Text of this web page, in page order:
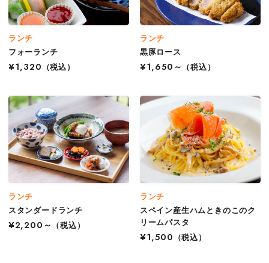
ランチ
フォーランチ
¥1,320
（税込）
ランチ
黒豚ロース
¥1,650～
（税込）
ランチ
スタンダードランチ
¥2,200～
（税込）
ランチ
スペイン産生ハムときのこのク
リームパスタ
¥1,500
（税込）